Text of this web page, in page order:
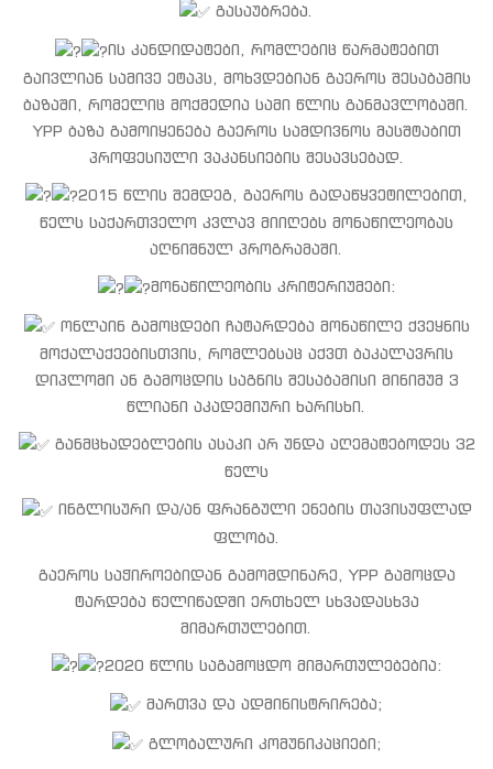
გასაუბრება.
ის კანდიდატები, რომლებიც წარმატებით
გაივლიან სამივე ეტაპს, მოხვდებიან გაეროს შესაბამის
ბაზაში, რომელიც მოქმედია სამი წლის განმავლობაში.
YPP ბაზა გამოიყენება გაეროს სამდივნოს მასშტაბით
პროფესიული ვაკანსიების შესავსებად.
2015 წლის შემდეგ, გაეროს გადაწყვეტილებით,
წელს საქართველო კვლავ მიიღებს მონაწილეობას
აღნიშნულ პროგრამაში.
მონაწილეობის კრიტერიუმები:
ონლაინ გამოცდები ჩატარდება მონაწილე ქვეყნის
მოქალაქეებისთვის, რომლებსაც აქვთ ბაკალავრის
დიპლომი ან გამოცდის საგნის შესაბამისი მინიმუმ 3
წლიანი აკადემიური ხარისხი.
განმცხადებლების ასაკი არ უნდა აღემატებოდეს 32
წელს
ინგლისური და/ან ფრანგული ენების თავისუფლად
ფლობა.
გაეროს საჭიროებიდან გამომდინარე, YPP გამოცდა
ტარდება წელიწადში ერთხელ სხვადასხვა
მიმართულებით.
2020 წლის საგამოცდო მიმართულებებია:
მართვა და ადმინისტრირება;
გლობალური კომუნიკაციები;